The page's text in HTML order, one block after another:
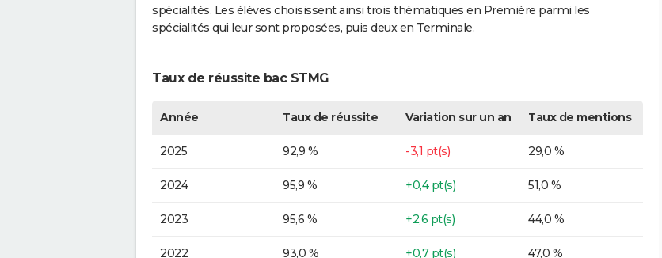
spécialités. Les élèves choisissent ainsi trois thèmatiques en Première parmi les
spécialités qui leur sont proposées, puis deux en Terminale.
Taux de réussite bac STMG
Année Taux de réussite Variation sur un an Taux de mentions
2025 92,9 % -3,1 pt(s) 29,0 %
2024 95,9 % +0,4 pt(s) 51,0 %
2023 95,6 % +2,6 pt(s) 44,0 %
2022 93,0 % +0,7 pt(s) 47,0 %